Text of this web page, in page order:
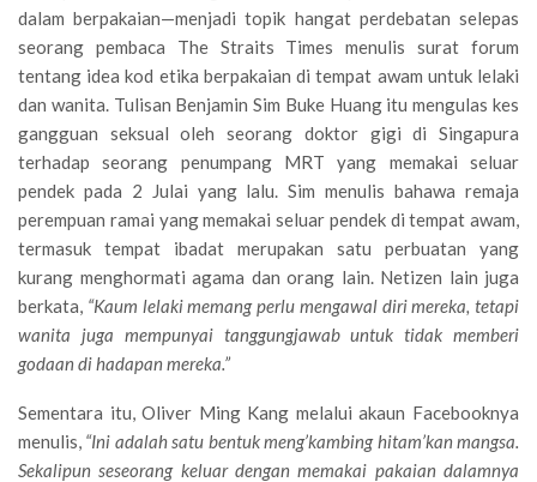
dalam berpakaian—menjadi topik hangat perdebatan selepas
seorang pembaca The Straits Times menulis surat forum
tentang idea kod etika berpakaian di tempat awam untuk lelaki
dan wanita. Tulisan Benjamin Sim Buke Huang itu mengulas kes
gangguan seksual oleh seorang doktor gigi di Singapura
terhadap seorang penumpang MRT yang memakai seluar
pendek pada 2 Julai yang lalu. Sim menulis bahawa remaja
perempuan ramai yang memakai seluar pendek di tempat awam,
termasuk tempat ibadat merupakan satu perbuatan yang
kurang menghormati agama dan orang lain. Netizen lain juga
berkata, “Kaum lelaki memang perlu mengawal diri mereka, tetapi
wanita juga mempunyai tanggungjawab untuk tidak memberi
godaan di hadapan mereka.”
Sementara itu, Oliver Ming Kang melalui akaun Facebooknya
menulis, “Ini adalah satu bentuk meng’kambing hitam’kan mangsa.
Sekalipun seseorang keluar dengan memakai pakaian dalamnya